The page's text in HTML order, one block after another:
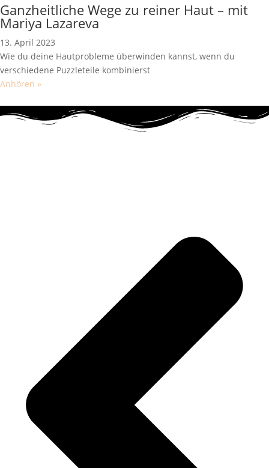
Ganzheitliche Wege zu reiner Haut – mit
Mariya Lazareva
13. April 2023
Wie du deine Hautprobleme überwinden kannst, wenn du
verschiedene Puzzleteile kombinierst
Anhören »